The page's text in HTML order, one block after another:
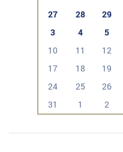
27
28 29
3
4 5
10
11 12
17
18 19
24
25 26
31
1 2